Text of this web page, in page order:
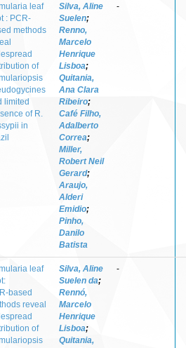
leaf
: PCR-
methods
of
limited
of R.
in
Silva, Aline
Suelen;
Renno,
Marcelo
Henrique
Lisboa;
Quitania,
Ana Clara
Ribeiro;
Café Filho,
Adalberto
Correa;
Miller,
Robert Neil
Gerard;
Araujo,
Alderi
Emidio;
Pinho,
Danilo
Batista
-
leaf
reveal
of
Silva, Aline
Suelen da;
Rennó,
Marcelo
Henrique
Lisboa;
Quitania,
-